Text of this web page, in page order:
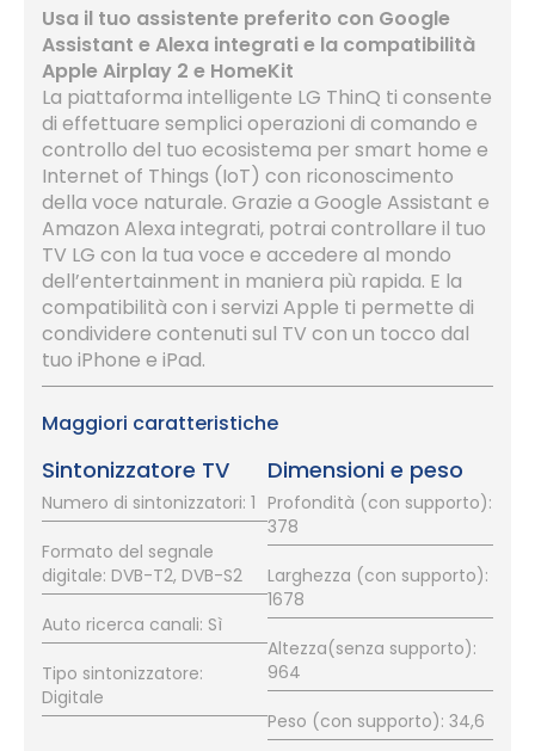
Usa il tuo assistente preferito con Google
Assistant e Alexa integrati e la compatibilità
Apple Airplay 2 e HomeKit
La piattaforma intelligente LG ThinQ ti consente
di effettuare semplici operazioni di comando e
controllo del tuo ecosistema per smart home e
Internet of Things (IoT) con riconoscimento
della voce naturale. Grazie a Google Assistant e
Amazon Alexa integrati, potrai controllare il tuo
TV LG con la tua voce e accedere al mondo
dell’entertainment in maniera più rapida. E la
compatibilità con i servizi Apple ti permette di
condividere contenuti sul TV con un tocco dal
tuo iPhone e iPad.
Maggiori caratteristiche
Sintonizzatore TV
Numero di sintonizzatori: 1
Formato del segnale
digitale: DVB-T2, DVB-S2
Auto ricerca canali: Sì
Tipo sintonizzatore:
Digitale
Dimensioni e peso
Profondità (con supporto):
378
Larghezza (con supporto):
1678
Altezza(senza supporto):
964
Peso (con supporto): 34,6